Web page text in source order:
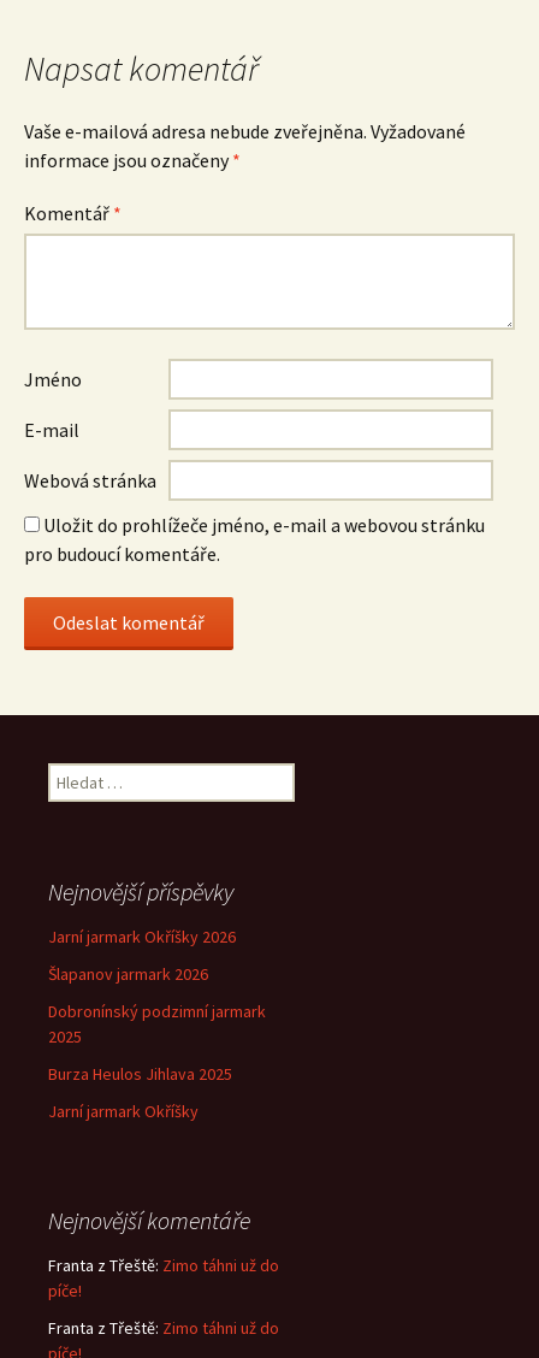
příspěvek
Napsat komentář
Vaše e-mailová adresa nebude zveřejněna. Vyžadované
informace jsou označeny*
Komentář *
Jméno
E-mail
Webová stránka
Uložit do prohlížeče jméno, e-mail a webovou stránku
pro budoucí komentáře.
Vyhledávání
Nejnovější příspěvky
Jarní jarmark Okříšky 2026
Šlapanov jarmark 2026
Dobronínský podzimní jarmark
2025
Burza Heulos Jihlava 2025
Jarní jarmark Okříšky
Nejnovější komentáře
Franta z Třeště: Zimo táhni už do
píče!
Franta z Třeště: Zimo táhni už do
píče!